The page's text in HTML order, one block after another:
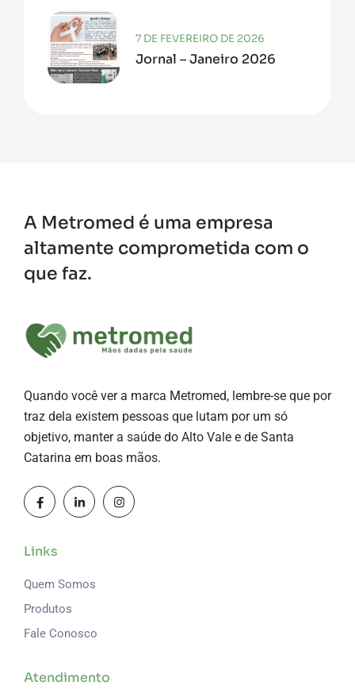
Jornal – Janeiro 2026
7 DE FEVEREIRO DE 2026
A Metromed é uma empresa
altamente comprometida com o
que faz.
Quando você ver a marca Metromed, lembre-se que por
traz dela existem pessoas que lutam por um só
objetivo, manter a saúde do Alto Vale e de Santa
Catarina em boas mãos.
Links
Quem Somos
Produtos
Fale Conosco
Atendimento